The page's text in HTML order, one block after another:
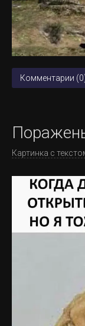
Комментарии
Картинка с